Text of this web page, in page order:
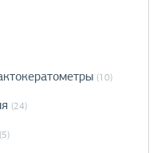
(10)
(24)
(5)